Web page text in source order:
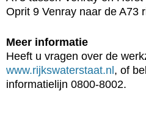
Oprit 9 Venray naar de A73
Meer informatie
Heeft u vragen over de
www.rijkswaterstaat.nl , of
informatielijn 0800-8002.